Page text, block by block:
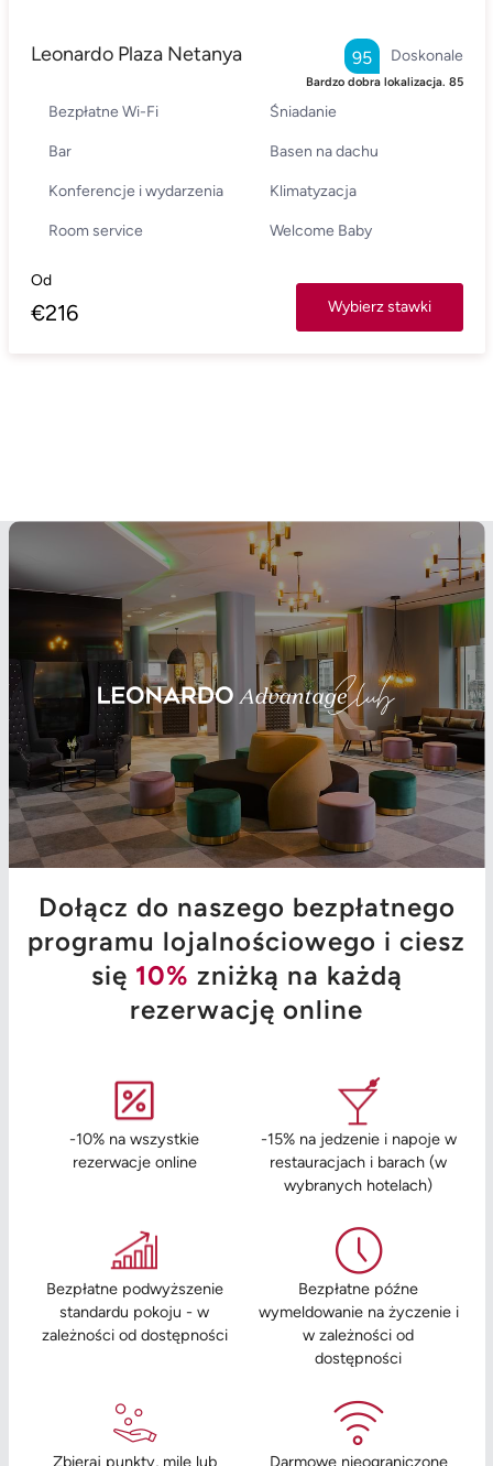
Leonardo Plaza Netanya Doskonale
95
Bardzo dobra lokalizacja. 85
Bezpłatne Wi-Fi Śniadanie
Bar Basen na dachu
Konferencje i wydarzenia Klimatyzacja
Room service Welcome Baby
Od
€216 Wybierz stawki
Dołącz do naszego bezpłatnego
programu lojalnościowego i ciesz
się 10% zniżką na każdą
rezerwację online
-10% na wszystkie
rezerwacje online
-15% na jedzenie i napoje w
restauracjach i barach (w
wybranych hotelach)
Bezpłatne podwyższenie
standardu pokoju - w
zależności od dostępności
Bezpłatne późne
wymeldowanie na życzenie i
w zależności od
dostępności
Zbieraj punkty, mile lub Darmowe nieograniczone